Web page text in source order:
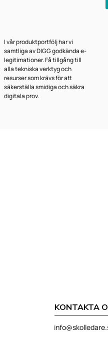
I vår produktportfölj har vi
samtliga av DIGG godkända e-
legitimationer. Få tillgång till
alla tekniska verktyg och
resurser som krävs för att
säkerställa smidiga och säkra
digitala prov.
KONTAKTA